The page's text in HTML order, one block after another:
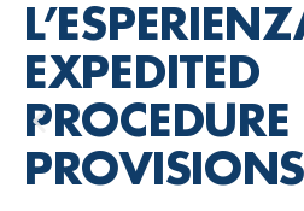
EXPEDITED
PROCEDURE